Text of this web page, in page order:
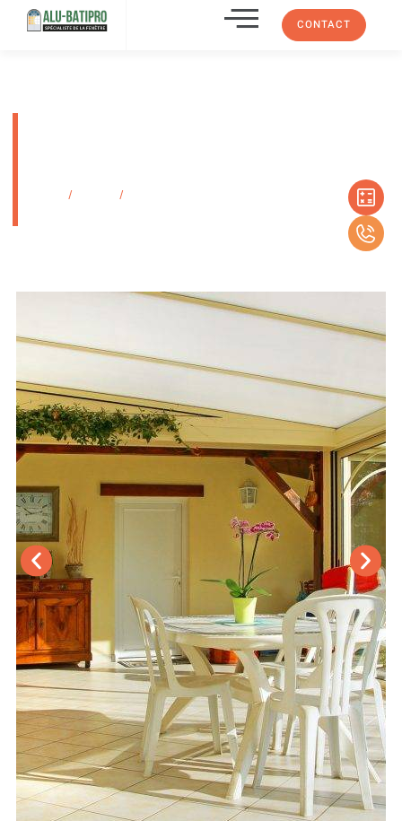
CONTACT
/ /
Akra Therm Confort toiture de véranda en plaques